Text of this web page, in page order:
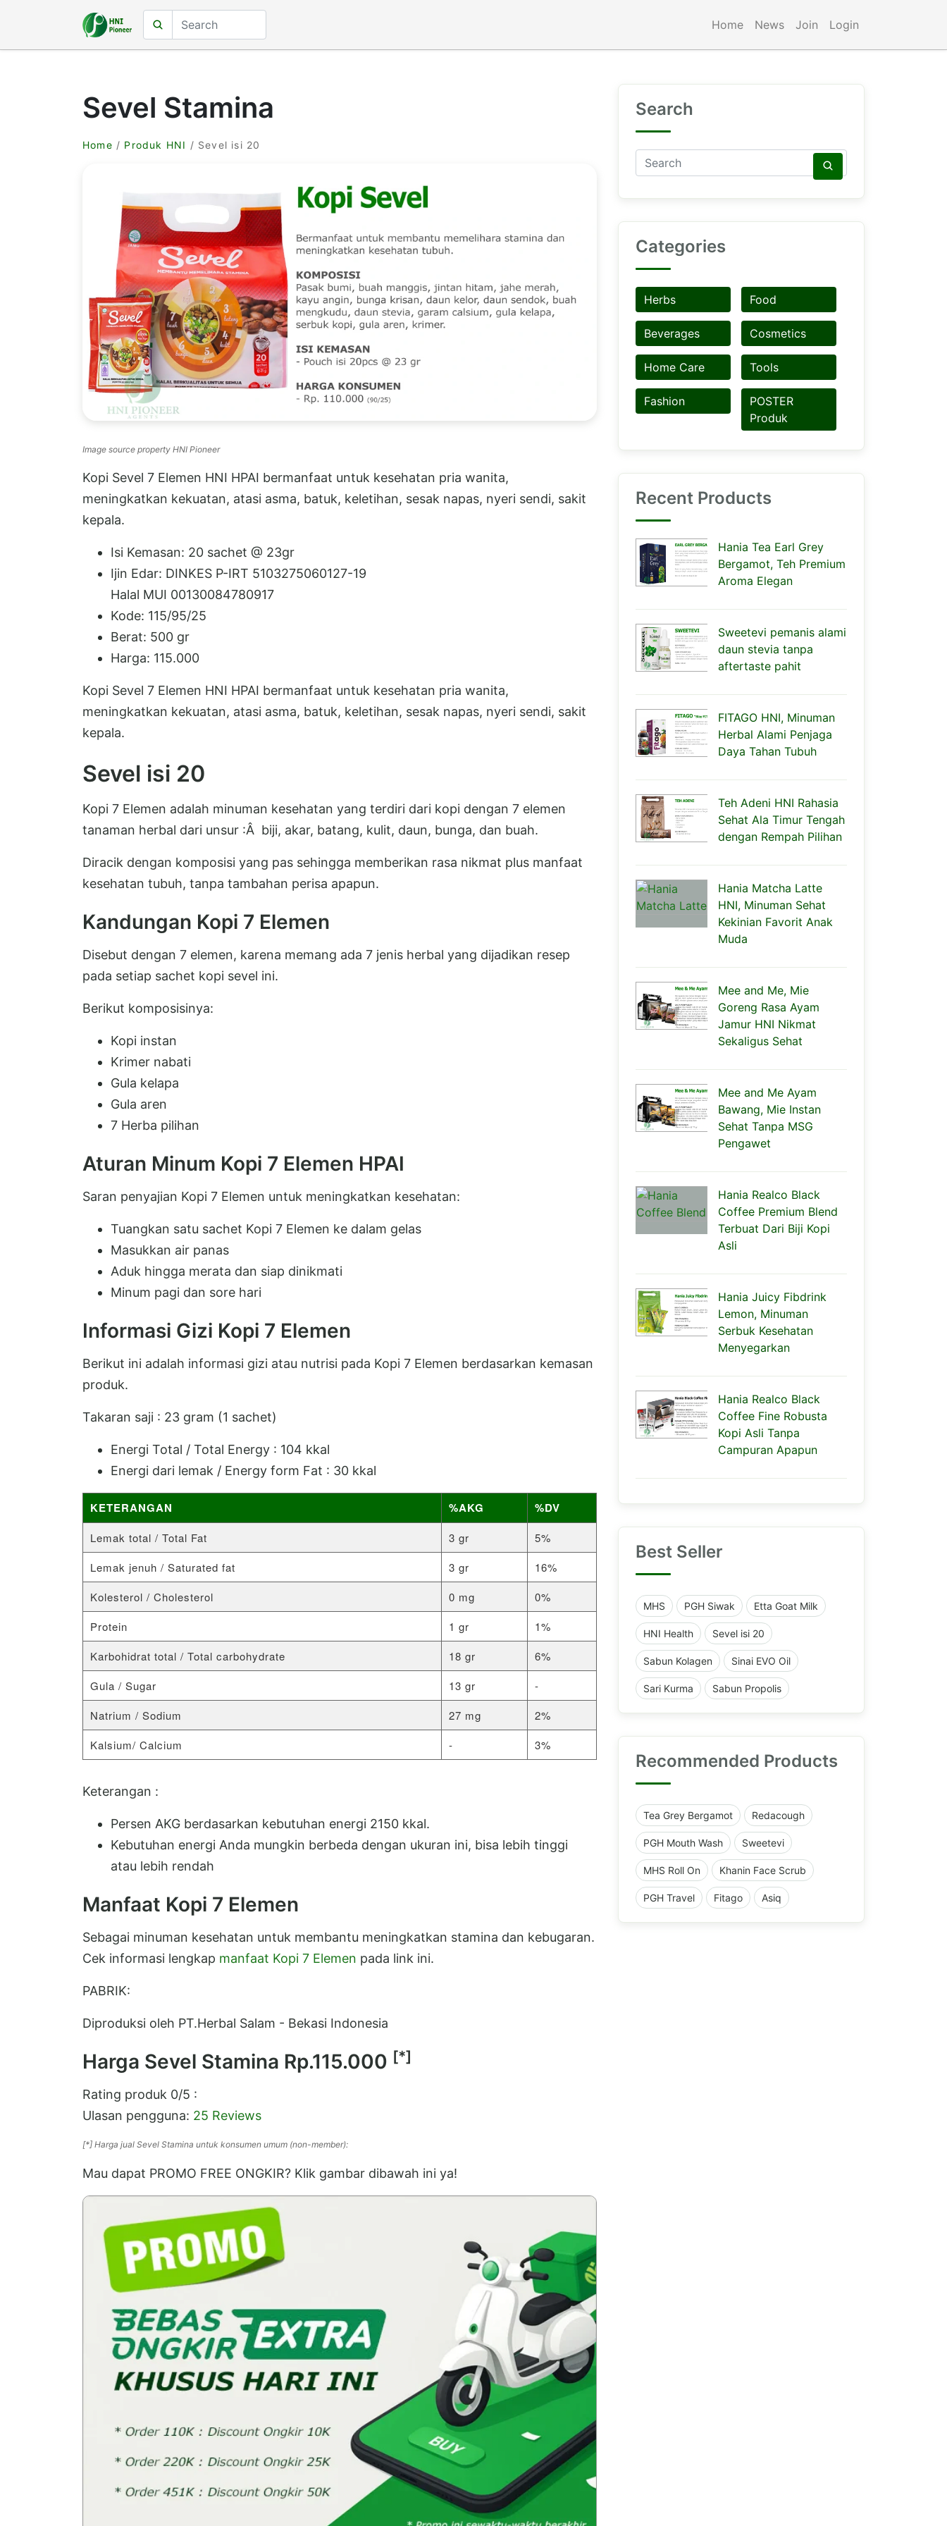
Home News Join Login
Sevel Stamina
Home / Produk HNI / Sevel isi 20
Image source property HNI Pioneer
Kopi Sevel 7 Elemen HNI HPAI bermanfaat untuk kesehatan pria wanita,
meningkatkan kekuatan, atasi asma, batuk, keletihan, sesak napas, nyeri sendi, sakit
kepala.
Isi Kemasan: 20 sachet @ 23gr
Ijin Edar: DINKES P-IRT 5103275060127-19
Halal MUI 00130084780917
Kode: 115/95/25
Berat: 500 gr
Harga: 115.000
Kopi Sevel 7 Elemen HNI HPAI bermanfaat untuk kesehatan pria wanita,
meningkatkan kekuatan, atasi asma, batuk, keletihan, sesak napas, nyeri sendi, sakit
kepala.
Sevel isi 20
Kopi 7 Elemen adalah minuman kesehatan yang terdiri dari kopi dengan 7 elemen
tanaman herbal dari unsur :Â biji, akar, batang, kulit, daun, bunga, dan buah.
Diracik dengan komposisi yang pas sehingga memberikan rasa nikmat plus manfaat
kesehatan tubuh, tanpa tambahan perisa apapun.
Kandungan Kopi 7 Elemen
Disebut dengan 7 elemen, karena memang ada 7 jenis herbal yang dijadikan resep
pada setiap sachet kopi sevel ini.
Berikut komposisinya:
Kopi instan
Krimer nabati
Gula kelapa
Gula aren
7 Herba pilihan
Aturan Minum Kopi 7 Elemen HPAI
Saran penyajian Kopi 7 Elemen untuk meningkatkan kesehatan:
Tuangkan satu sachet Kopi 7 Elemen ke dalam gelas
Masukkan air panas
Aduk hingga merata dan siap dinikmati
Minum pagi dan sore hari
Informasi Gizi Kopi 7 Elemen
Berikut ini adalah informasi gizi atau nutrisi pada Kopi 7 Elemen berdasarkan kemasan
produk.
Takaran saji : 23 gram (1 sachet)
Energi Total / Total Energy : 104 kkal
Energi dari lemak / Energy form Fat : 30 kkal
KETERANGAN %AKG %DV
Lemak total / Total Fat 3 gr
5%
Lemak jenuh / Saturated fat
3 gr
16%
Kolesterol / Cholesterol
0 mg
0%
Protein
1 gr
1%
Karbohidrat total / Total carbohydrate
18 gr
6%
Gula / Sugar
13 gr
-
Natrium / Sodium
27 mg
2%
Kalsium/ Calcium
- 3%
Keterangan :
Persen AKG berdasarkan kebutuhan energi 2150 kkal.
Kebutuhan energi Anda mungkin berbeda dengan ukuran ini, bisa lebih tinggi
atau lebih rendah
Manfaat Kopi 7 Elemen
Sebagai minuman kesehatan untuk membantu meningkatkan stamina dan kebugaran.
Cek informasi lengkap manfaat Kopi 7 Elemen pada link ini.
PABRIK:
Diproduksi oleh PT.Herbal Salam - Bekasi Indonesia
Harga Sevel Stamina Rp.115.000 [*]
Rating produk 0/5 :
Ulasan pengguna: 25 Reviews
[*] Harga jual Sevel Stamina untuk konsumen umum (non-member):
Mau dapat PROMO FREE ONGKIR? Klik gambar dibawah ini ya!
Search
Categories
Herbs Food
Beverages Cosmetics
Home Care Tools
Fashion
POSTER
Produk
Recent Products
Hania Tea Earl Grey
Bergamot, Teh Premium
Aroma Elegan
Sweetevi pemanis alami
daun stevia tanpa
aftertaste pahit
FITAGO HNI, Minuman
Herbal Alami Penjaga
Daya Tahan Tubuh
Teh Adeni HNI Rahasia
Sehat Ala Timur Tengah
dengan Rempah Pilihan
Hania Matcha Latte
HNI, Minuman Sehat
Kekinian Favorit Anak
Muda
Mee and Me, Mie
Goreng Rasa Ayam
Jamur HNI Nikmat
Sekaligus Sehat
Mee and Me Ayam
Bawang, Mie Instan
Sehat Tanpa MSG
Pengawet
Hania Realco Black
Coffee Premium Blend
Terbuat Dari Biji Kopi
Asli
Hania Juicy Fibdrink
Lemon, Minuman
Serbuk Kesehatan
Menyegarkan
Hania Realco Black
Coffee Fine Robusta
Kopi Asli Tanpa
Campuran Apapun
Best Seller
MHS PGH Siwak Etta Goat Milk
HNI Health Sevel isi 20
Sabun Kolagen Sinai EVO Oil
Sari Kurma Sabun Propolis
Recommended Products
Tea Grey Bergamot Redacough
PGH Mouth Wash Sweetevi
MHS Roll On Khanin Face Scrub
PGH Travel Fitago Asiq